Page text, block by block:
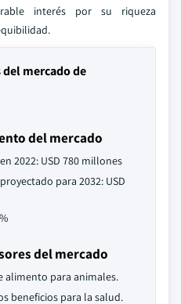
interés por su riqueza
mercado de
del mercado
2022: USD 780 millones
para 2032: USD
del mercado
alimento para animales.
beneficios para la salud.